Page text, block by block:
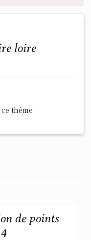
thème
de points